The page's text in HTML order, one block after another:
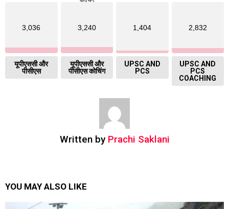
3,036
यूपीएससी और
पीसीएस
3,240
यूपीएससी और
पीसीएस कोचिंग
1,404
UPSC AND
PCS
2,832
UPSC AND
PCS
COACHING
Written by Prachi Saklani
YOU MAY ALSO LIKE